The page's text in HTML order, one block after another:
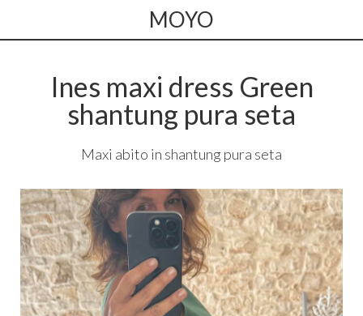
MOYO
Ines maxi dress Green
shantung pura seta
Maxi abito in shantung pura seta